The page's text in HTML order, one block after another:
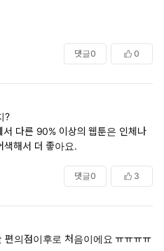
댓글0 0
?
다른 90% 이상의 웹툰은 인체나
색해서 더 좋아요.
댓글0 3
편의점이후로 처음이에요 ㅠㅠㅠㅠ